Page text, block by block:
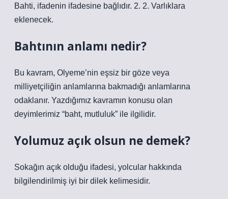
Bahti, ifadenin ifadesine bağlıdır. 2. 2. Varlıklara
eklenecek.
Bahtının anlamı nedir?
Bu kavram, Olyeme’nin eşsiz bir göze veya
milliyetçiliğin anlamlarına bakmadığı anlamlarına
odaklanır. Yazdığımız kavramın konusu olan
deyimlerimiz “baht, mutluluk” ile ilgilidir.
Yolumuz açık olsun ne demek?
Sokağın açık olduğu ifadesi, yolcular hakkında
bilgilendirilmiş iyi bir dilek kelimesidir.